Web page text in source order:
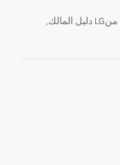
تحتاج معلومة؟ او لديك سؤال ؟ يمكننا المساعدة. سواء كنت فى حاجة الى حجز منتجك او التواصل مع احد ممثلى دعم LG أو الحصول على خدمة صيانة. إيجاد أجوبة ومعلومات أسهل عبر خدمة الإنترنت والدعم منLG دليل المالك,